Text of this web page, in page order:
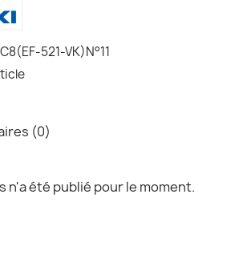
521-VK)N°11
(0)
n'a été publié pour le moment.